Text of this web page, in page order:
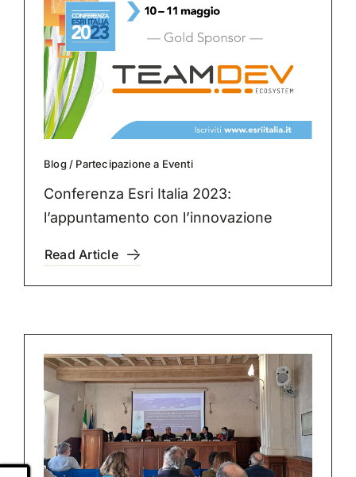
Blog/ Partecipazione a Eventi
Conferenza Esri Italia 2023:
l’appuntamento con l’innovazione
Read Article